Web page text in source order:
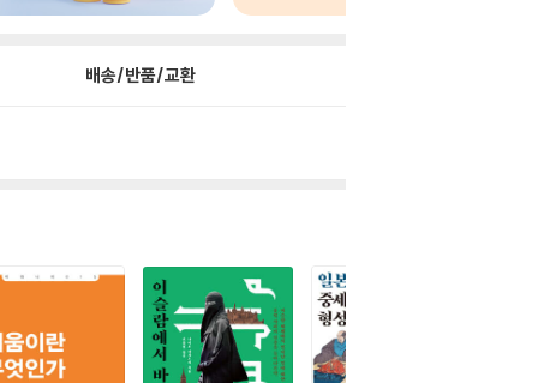
배송/반품/교환